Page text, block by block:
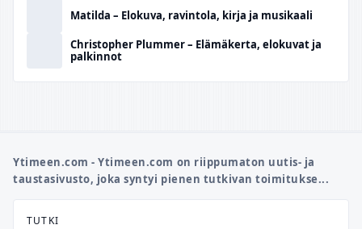
Matilda – Elokuva, ravintola, kirja ja musikaali
Christopher Plummer – Elämäkerta, elokuvat ja
palkinnot
Ytimeen.com - Ytimeen.com on riippumaton uutis- ja
taustasivusto, joka syntyi pienen tutkivan toimitukse...
TUTKI